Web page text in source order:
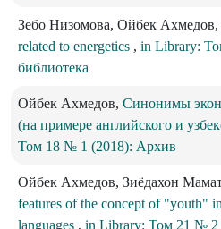
Зебо Низомова, Ойбек Ахмедов,
related to energetics , in Library:
библиотека
Ойбек Ахмедов, Синонимы
(на примере английского и
Том 18 № 1 (2018): Архив
Ойбек Ахмедов, Зиёдахон
features of the concept of "youth"
languages , in Library: Том 21 № 2